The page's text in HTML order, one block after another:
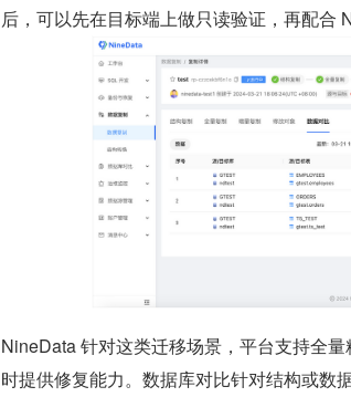
后，可以先在目标端上做只读验证，再配合
NineData 针对这类迁移场景，平台支持全
时提供修复能力。数据库对比针对结构或数